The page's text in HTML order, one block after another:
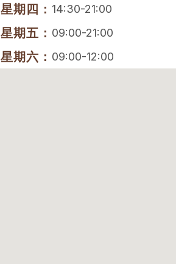
星期四： 14:30-21:00
星期五： 09:00-21:00
星期六： 09:00-12:00